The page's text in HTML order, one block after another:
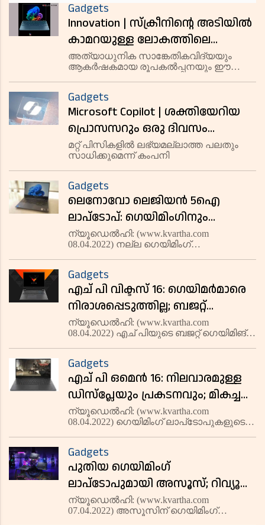
Gadgets
Innovation | സ്‌ക്രീനിന്റെ അടിയില്‍
കാമറയുള്ള ലോകത്തിലെ
ആദ്യത്തെ ലാപ്‌ടോപ്
അവതരിപ്പിച്ച് ലെനോവോ;
സവിശേഷതകള്‍ അറിയാം
അത്യാധുനിക സാങ്കേതികവിദ്യയും
ആകര്‍ഷകമായ രൂപകല്‍പ്പനയും ഈ
Gadgets
Microsoft Copilot | ശക്തിയേറിയ
പ്രൊസസറും ഒരു ദിവസം
മുഴുവന്‍ ബാറ്ററിലൈഫും; എഐ
ഫീചറുകളോട് കൂടി പേഴ്സണല്‍
കംപ്യൂടറുകള്‍ അവതരിപ്പിച്ച്
മൈക്രോസോഫ്റ്റ്
മറ്റ് പിസികളില്‍ ലഭ്യമല്ലാത്ത പലതും
സാധിക്കുമെന്ന് കംപനി
Gadgets
ലെനോവോ ലെജിയൻ 5ഐ
ലാപ്ടോപ്: ഗെയിമിംഗിനും
സ്ട്രീമിംഗിനും പവർഫുൾ; റിവ്യൂ
വായിക്കാം
ന്യൂഡെൽഹി: (www.kvartha.com
08.04.2022) നല്ല ഗെയിമിംഗ്
ബ്രാൻഡ് പേരുകൾ മാത്രമേയുള്ളൂ.
ലെനോവോ ഈ മികച്ച ചോയ്‌സുകളിൽ
മുന്നിട്ട് നിൽക്കുന്നു. അടുത
Gadgets
എച് പി വിക്ടസ് 16: ഗെയിമർമാരെ
നിരാശപ്പെടുത്തില്ല; ബജറ്റ്
വിലയിൽ മികച്ചൊരു ലാപ്ടോപ്;
റിവ്യൂ
ന്യൂഡെൽഹി: (www.kvartha.com
08.04.2022) എച് പിയുടെ ബജറ്റ് ഗെയിമിങ്
കാര്യത്തിൽ ഗെയിമർമാരെ
നിരാശപ്പെടുത്താത്ത ഒരുപകരണമാണിത്.
ഇതിന്റെ പ്രാരംഭ വി
Gadgets
എച് പി ഒമെന്‍ 16: നിലവാരമുള്ള
ഡിസ്പ്ലേയും പ്രകടനവും; മികച്ച
ഗെയിമിങ് ലാപ്ടോപ്
അന്വേഷിക്കുന്നവർക്ക്
പരിഗണിക്കാം; റിവ്യൂ
ന്യൂഡെൽഹി: (www.kvartha.com
08.04.2022) ഗെയിമിംഗ് ലാപ്‌ടോപുകളുടെ
ചിപ്‌സെറ്റുകളും സമവാക്യങ്ങൾ മാറ്റുന്നു.
പ്രത്യേകിച്ചും, എഎംഡി (Advanced
Gadgets
പുതിയ ഗെയിമിംഗ്
ലാപ്‌ടോപുമായി അസൂസ്; റിവ്യൂ
വായിക്കാം
ന്യൂഡെല്‍ഹി: (www.kvartha.com
07.04.2022) അസൂസിന് ഗെയിമിംഗ്